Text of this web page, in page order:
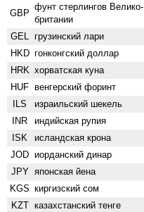
GBP
фунт стерлингов Велико­
британии
GEL грузинский лари
HKD гонконгский доллар
HRK хорватская куна
HUF венгерский форинт
ILS израильский шекель
INR индийская рупия
ISK исландская крона
JOD иорданский динар
JPY японская йена
KGS киргизский сом
KZT казахстанский тенге